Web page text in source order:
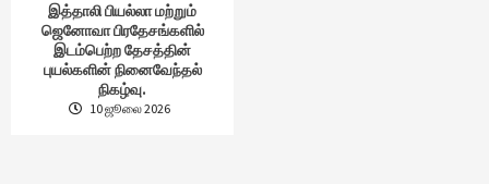
இத்தாலி பியல்லா மற்றும்
ஜெனோவா பிரதேசங்களில்
இடம்பெற்ற தேசத்தின்
புயல்களின் நினைவேந்தல்
நிகழ்வு.
10 ஜூலை 2026